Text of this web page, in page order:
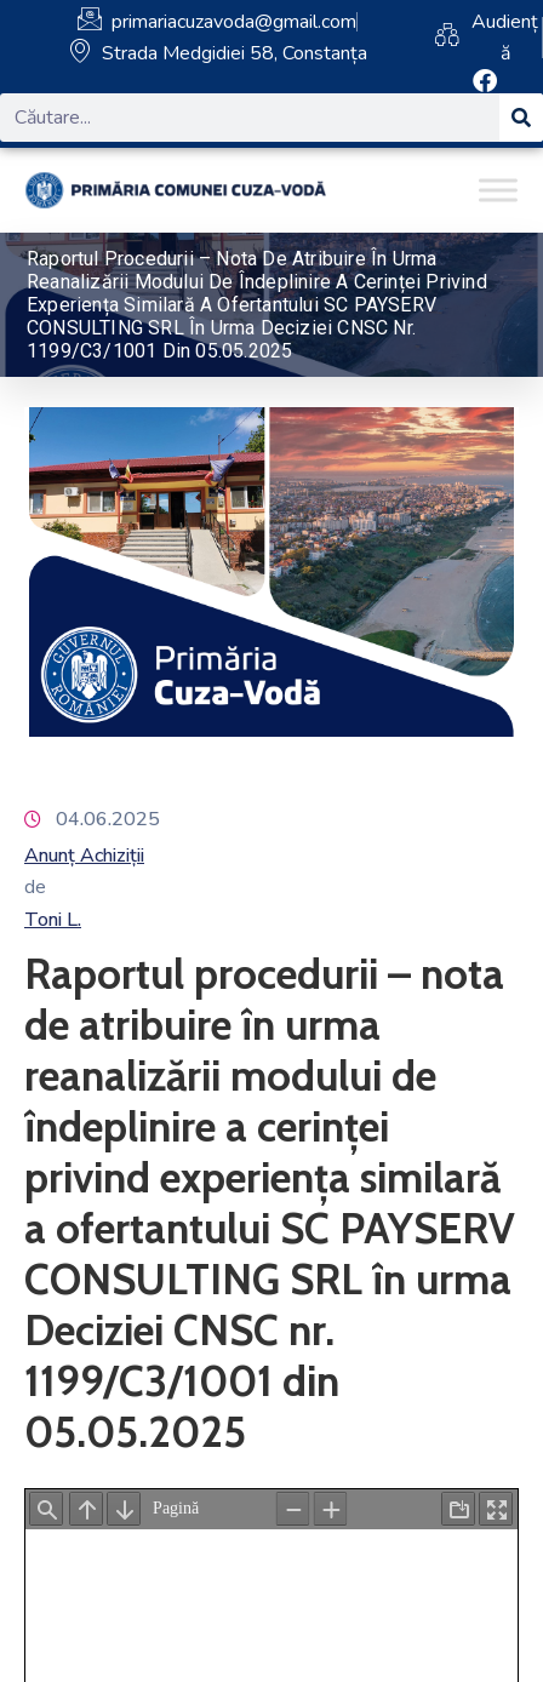
primariacuzavoda@gmail.com
Strada Medgidiei 58, Constanța
Audienț
ă
Raportul Procedurii – Nota De Atribuire În Urma
Reanalizării Modului De Îndeplinire A Cerinței Privind
Experiența Similară A Ofertantului SC PAYSERV
CONSULTING SRL În Urma Deciziei CNSC Nr.
1199/C3/1001 Din 05.05.2025
04.06.2025
Anunț Achiziții
de
Toni L.
Raportul procedurii – nota
de atribuire în urma
reanalizării modului de
îndeplinire a cerinței
privind experiența similară
a ofertantului SC PAYSERV
CONSULTING SRL în urma
Deciziei CNSC nr.
1199/C3/1001 din
05.05.2025